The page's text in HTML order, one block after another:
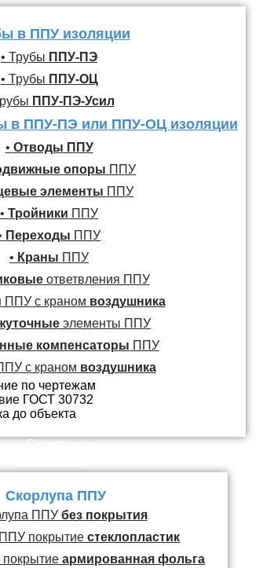
в ППУ изоляции
• Трубы ППУ-ПЭ
• Трубы ППУ-ОЦ
ППУ-ПЭ-Усил
в ППУ-ПЭ или ППУ-ОЦ изоляции
• Отводы ППУ
опоры ППУ
элементы ППУ
• Тройники ППУ
Переходы ППУ
• Краны ППУ
ответвления ППУ
ППУ с краном воздушника
элементы ППУ
компенсаторы ППУ
с краном воздушника
Скорлупы и
Скорлупа ППУ
ППУбез покрытия
покрытие стеклопластик
армированная фольга